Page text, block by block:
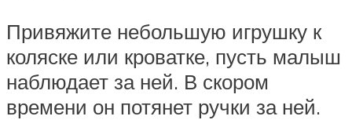
Привяжите небольшую игрушку к
коляске или кроватке, пусть малыш
наблюдает за ней. В скором
времени он потянет ручки за ней.